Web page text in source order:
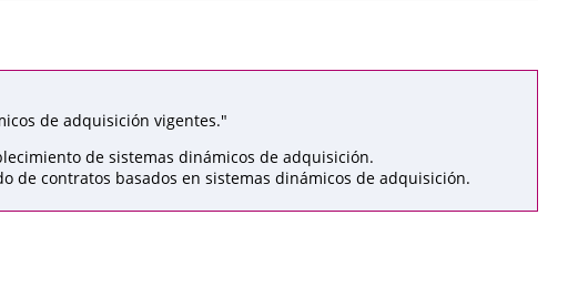
de adquisición vigentes."
de sistemas dinámicos de adquisición.
de contratos basados en sistemas dinámicos de adquisición.